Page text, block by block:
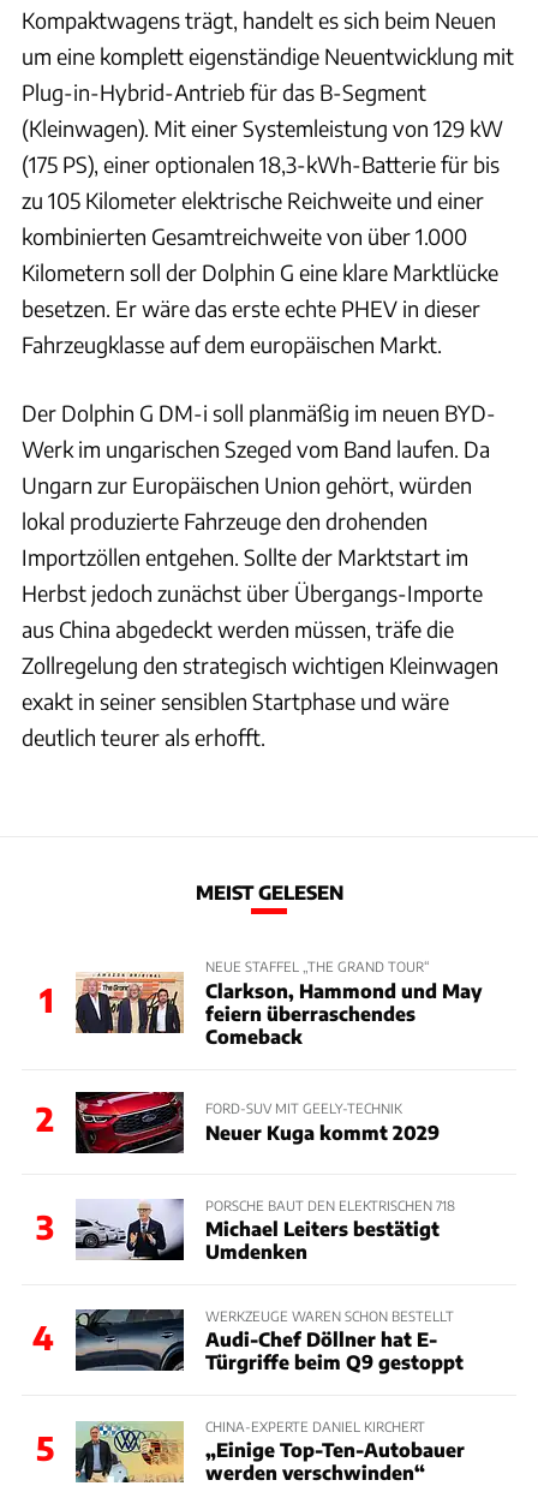
Kompaktwagens trägt, handelt es sich beim Neuen
um eine komplett eigenständige Neuentwicklung mit
Plug-in-Hybrid-Antrieb für das B-Segment
(Kleinwagen). Mit einer Systemleistung von 129 kW
(175 PS), einer optionalen 18,3-kWh-Batterie für bis
zu 105 Kilometer elektrische Reichweite und einer
kombinierten Gesamtreichweite von über 1.000
Kilometern soll der Dolphin G eine klare Marktlücke
besetzen. Er wäre das erste echte PHEV in dieser
Fahrzeugklasse auf dem europäischen Markt.
Der Dolphin G DM-i soll planmäßig im neuen BYD-
Werk im ungarischen Szeged vom Band laufen. Da
Ungarn zur Europäischen Union gehört, würden
lokal produzierte Fahrzeuge den drohenden
Importzöllen entgehen. Sollte der Marktstart im
Herbst jedoch zunächst über Übergangs-Importe
aus China abgedeckt werden müssen, träfe die
Zollregelung den strategisch wichtigen Kleinwagen
exakt in seiner sensiblen Startphase und wäre
deutlich teurer als erhofft.
MEIST GELESEN
1
NEUE STAFFEL „THE GRAND TOUR“
Clarkson, Hammond und May
feiern überraschendes
Comeback
2 FORD-SUV MIT GEELY-TECHNIK
Neuer Kuga kommt 2029
3
PORSCHE BAUT DEN ELEKTRISCHEN 718
Michael Leiters bestätigt
Umdenken
4
WERKZEUGE WAREN SCHON BESTELLT
Audi-Chef Döllner hat E-
Türgriffe beim Q9 gestoppt
5
CHINA-EXPERTE DANIEL KIRCHERT
„Einige Top-Ten-Autobauer
werden verschwinden“